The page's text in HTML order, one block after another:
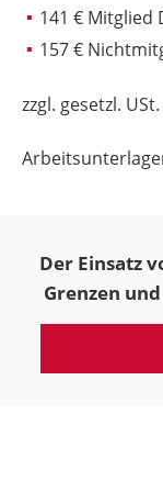
141 € Mitglied
157 €
zzgl. gesetzl. USt.
Der Einsatz
Grenzen